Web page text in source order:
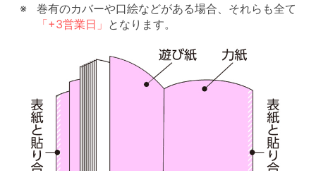
巻有のカバーや口絵などがある場合、それらも全て
「+3営業日」 となります。